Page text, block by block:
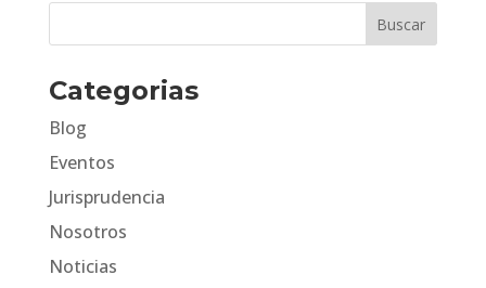
Categorias
Blog
Eventos
Jurisprudencia
Nosotros
Noticias